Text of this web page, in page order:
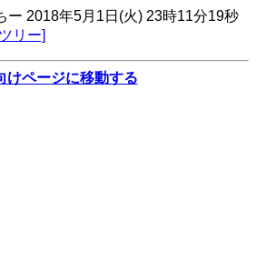
ー 2018年5月 1日 (火) 23時11分19秒
リー]
けページに移動する